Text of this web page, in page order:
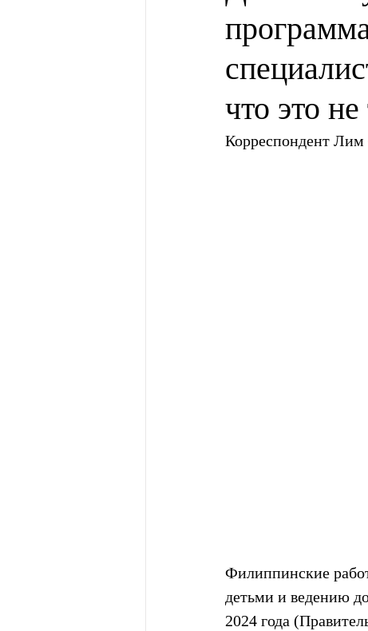
что это не
Корреспондент
Филиппинские
детьми и ведению
2024 года